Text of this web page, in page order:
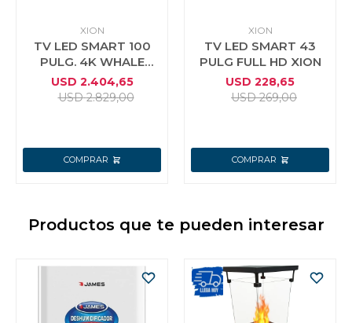
XION
TV LED SMART 100
PULG. 4K WHALE
XION
USD 2.404,65
USD 2.829,00
XION
TV LED SMART 43
PULG FULL HD XION
USD 228,65
USD 269,00
Productos que te pueden interesar